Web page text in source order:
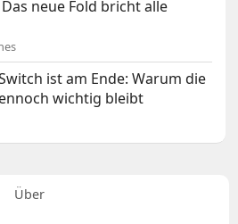
neue Fold bricht alle
ist am Ende: Warum die
wichtig bleibt
Über